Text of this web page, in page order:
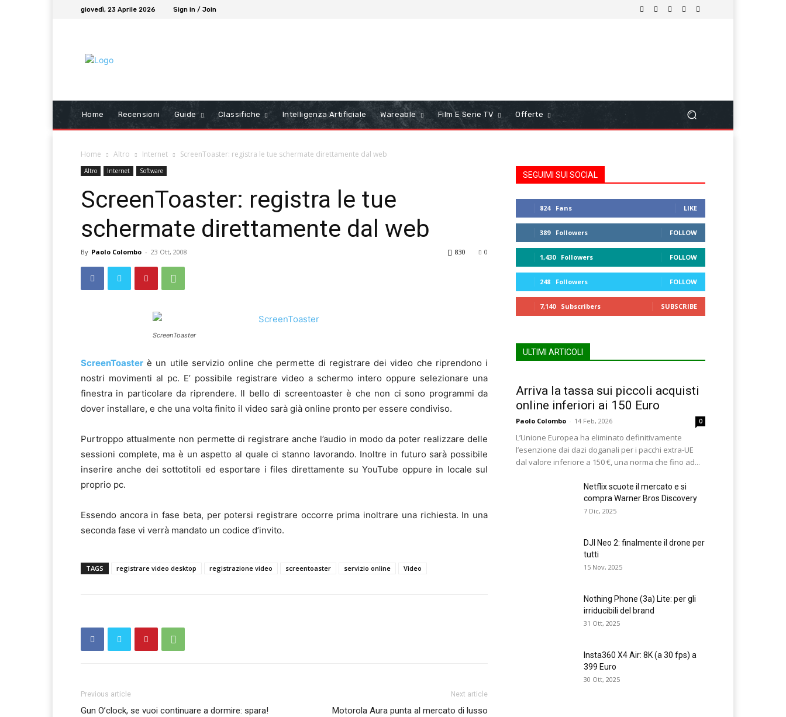
giovedì, 23 Aprile 2026 Sign in / Join
Home Recensioni Guide Classifiche Intelligenza Artificiale Wareable Film E Serie TV Offerte
Home Altro Internet ScreenToaster: registra le tue schermate direttamente dal web
Altro Internet Software
ScreenToaster: registra le tue
schermate direttamente dal web
By Paolo Colombo - 23 Ott, 2008 0
830
ScreenToaster
ScreenToaster è un utile servizio online che permette di registrare dei video che riprendono i
nostri movimenti al pc. E’ possibile registrare video a schermo intero oppure selezionare una
finestra in particolare da riprendere. Il bello di screentoaster è che non ci sono programmi da
dover installare, e che una volta finito il video sarà già online pronto per essere condiviso.
Purtroppo attualmente non permette di registrare anche l’audio in modo da poter realizzare delle
sessioni complete, ma è un aspetto al quale ci stanno lavorando. Inoltre in futuro sarà possibile
inserire anche dei sottotitoli ed esportare i files direttamente su YouTube oppure in locale sul
proprio pc.
Essendo ancora in fase beta, per potersi registrare occorre prima inoltrare una richiesta. In una
seconda fase vi verrà mandato un codice d’invito.
TAGS registrare video desktop registrazione video screentoaster servizio online Video
Previous article
Gun O’clock, se vuoi continuare a dormire: spara!
Next article
Motorola Aura punta al mercato di lusso
SEGUIMI SUI SOCIAL
824 Fans LIKE
389 Followers FOLLOW
1,430 Followers FOLLOW
248 Followers FOLLOW
7,140 Subscribers SUBSCRIBE
ULTIMI ARTICOLI
Arriva la tassa sui piccoli acquisti
online inferiori ai 150 Euro
Paolo Colombo - 14 Feb, 2026 0
L’Unione Europea ha eliminato definitivamente
l’esenzione dai dazi doganali per i pacchi extra-UE
dal valore inferiore a 150 €, una norma che fino ad...
Netflix scuote il mercato e si
compra Warner Bros Discovery
7 Dic, 2025
DJI Neo 2: finalmente il drone per
tutti
15 Nov, 2025
Nothing Phone (3a) Lite: per gli
irriducibili del brand
31 Ott, 2025
Insta360 X4 Air: 8K (a 30 fps) a
399 Euro
30 Ott, 2025